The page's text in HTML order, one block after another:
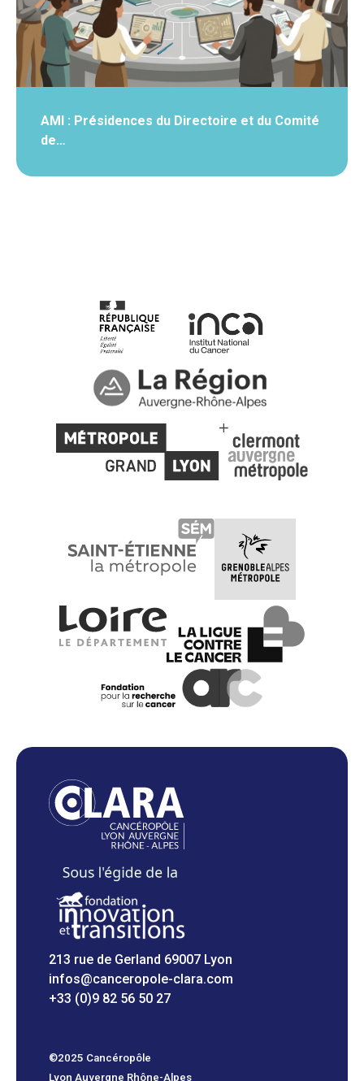
AMI : Présidences du Directoire et du Comité
de…
213 rue de Gerland 69007 Lyon
infos@canceropole-clara.com
+33 (0)9 82 56 50 27
©2025 Cancéropôle
Lyon Auvergne Rhône-Alpes